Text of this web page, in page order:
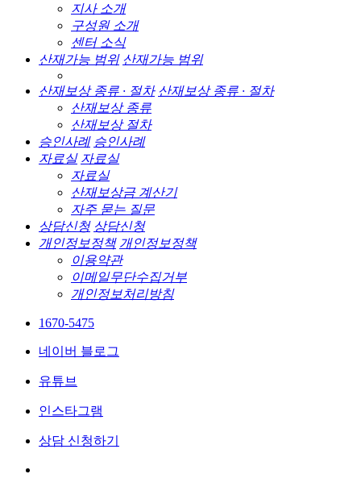
지사 소개
구성원 소개
센터 소식
산재가능 범위 산재가능 범위
산재보상 종류 · 절차 산재보상 종류 · 절차
산재보상 종류
산재보상 절차
승인사례 승인사례
자료실 자료실
자료실
산재보상금 계산기
자주 묻는 질문
상담신청 상담신청
개인정보정책 개인정보정책
이용약관
이메일무단수집거부
개인정보처리방침
1670-5475
네이버 블로그
유튜브
인스타그램
상담 신청하기